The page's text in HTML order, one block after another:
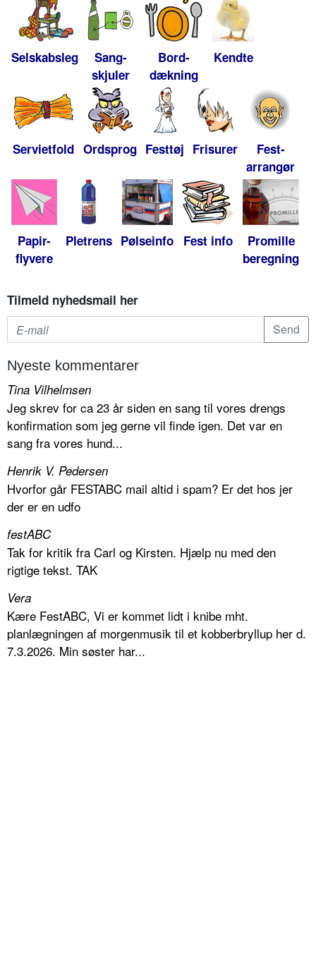
Selskabsleg
Sang-
skjuler
Bord-
dækning
Kendte
Servietfold Ordsprog Festtøj Frisurer
Fest-
arrangør
Papir-
flyvere
Pletrens Pølseinfo Fest info
Promille
beregning
Tilmeld nyhedsmail her
Nyeste kommentarer
Tina Vilhelmsen
Jeg skrev for ca 23 år siden en sang til vores drengs
konfirmation som jeg gerne vil finde igen. Det var en
sang fra vores hund...
Henrik V. Pedersen
Hvorfor går FESTABC mail altid i spam? Er det hos jer
der er en udfo
festABC
Tak for kritik fra Carl og Kirsten. Hjælp nu med den
rigtige tekst. TAK
Vera
Kære FestABC, Vi er kommet lidt i knibe mht.
planlægningen af morgenmusik til et kobberbryllup her d.
7.3.2026. Min søster har...